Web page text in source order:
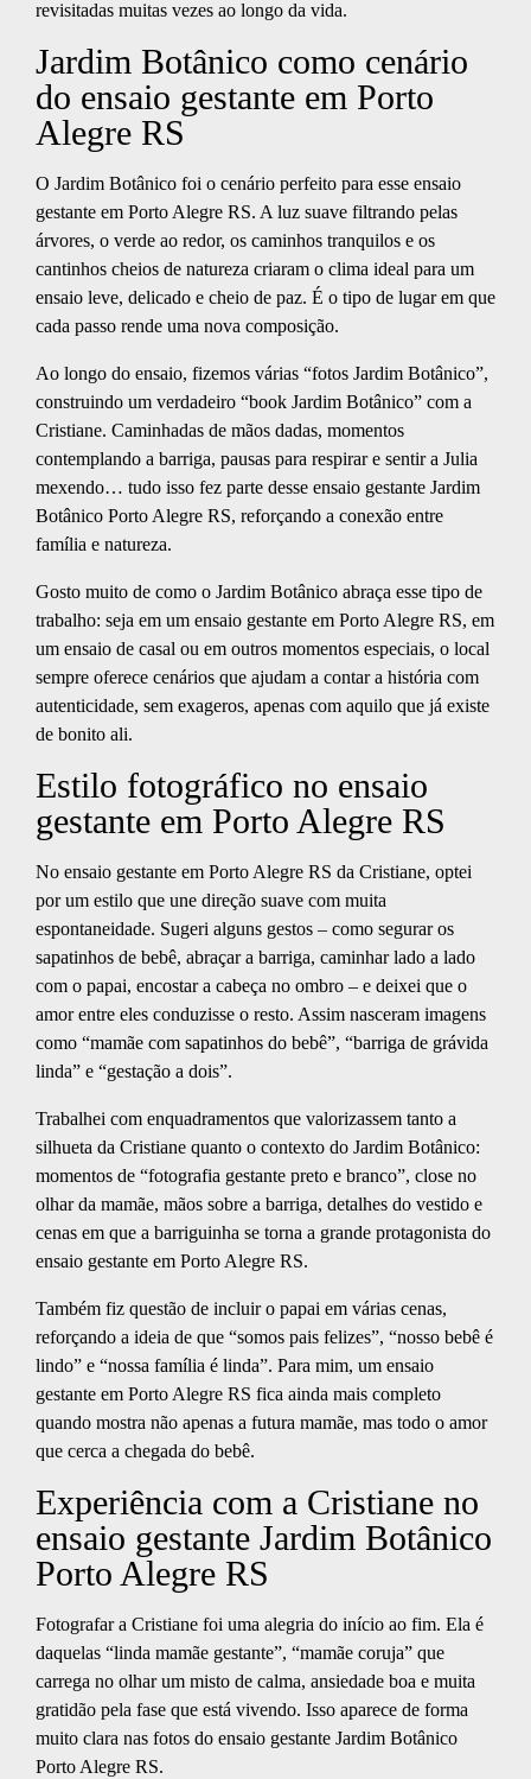
revisitadas muitas vezes ao longo da vida.
Jardim Botânico como cenário
do ensaio gestante em Porto
Alegre RS
O Jardim Botânico foi o cenário perfeito para esse ensaio
gestante em Porto Alegre RS. A luz suave filtrando pelas
árvores, o verde ao redor, os caminhos tranquilos e os
cantinhos cheios de natureza criaram o clima ideal para um
ensaio leve, delicado e cheio de paz. É o tipo de lugar em que
cada passo rende uma nova composição.
Ao longo do ensaio, fizemos várias “fotos Jardim Botânico”,
construindo um verdadeiro “book Jardim Botânico” com a
Cristiane. Caminhadas de mãos dadas, momentos
contemplando a barriga, pausas para respirar e sentir a Julia
mexendo… tudo isso fez parte desse ensaio gestante Jardim
Botânico Porto Alegre RS, reforçando a conexão entre
família e natureza.
Gosto muito de como o Jardim Botânico abraça esse tipo de
trabalho: seja em um ensaio gestante em Porto Alegre RS, em
um ensaio de casal ou em outros momentos especiais, o local
sempre oferece cenários que ajudam a contar a história com
autenticidade, sem exageros, apenas com aquilo que já existe
de bonito ali.
Estilo fotográfico no ensaio
gestante em Porto Alegre RS
No ensaio gestante em Porto Alegre RS da Cristiane, optei
por um estilo que une direção suave com muita
espontaneidade. Sugeri alguns gestos – como segurar os
sapatinhos de bebê, abraçar a barriga, caminhar lado a lado
com o papai, encostar a cabeça no ombro – e deixei que o
amor entre eles conduzisse o resto. Assim nasceram imagens
como “mamãe com sapatinhos do bebê”, “barriga de grávida
linda” e “gestação a dois”.
Trabalhei com enquadramentos que valorizassem tanto a
silhueta da Cristiane quanto o contexto do Jardim Botânico:
momentos de “fotografia gestante preto e branco”, close no
olhar da mamãe, mãos sobre a barriga, detalhes do vestido e
cenas em que a barriguinha se torna a grande protagonista do
ensaio gestante em Porto Alegre RS.
Também fiz questão de incluir o papai em várias cenas,
reforçando a ideia de que “somos pais felizes”, “nosso bebê é
lindo” e “nossa família é linda”. Para mim, um ensaio
gestante em Porto Alegre RS fica ainda mais completo
quando mostra não apenas a futura mamãe, mas todo o amor
que cerca a chegada do bebê.
Experiência com a Cristiane no
ensaio gestante Jardim Botânico
Porto Alegre RS
Fotografar a Cristiane foi uma alegria do início ao fim. Ela é
daquelas “linda mamãe gestante”, “mamãe coruja” que
carrega no olhar um misto de calma, ansiedade boa e muita
gratidão pela fase que está vivendo. Isso aparece de forma
muito clara nas fotos do ensaio gestante Jardim Botânico
Porto Alegre RS.